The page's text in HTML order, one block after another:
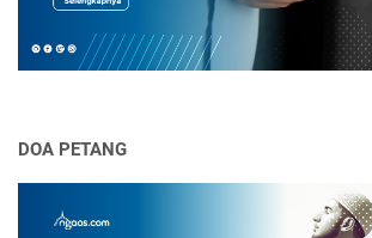
DOA PETANG